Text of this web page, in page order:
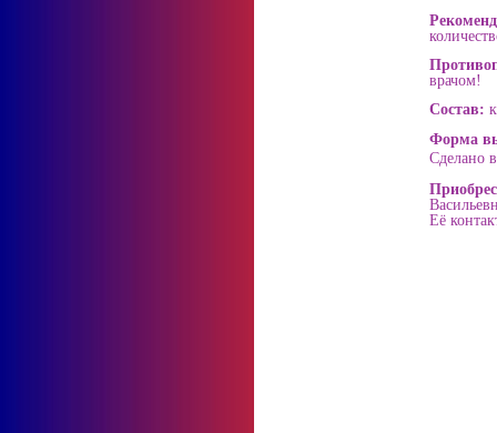
врачом!
Состав:
Форма
Сделано
Её